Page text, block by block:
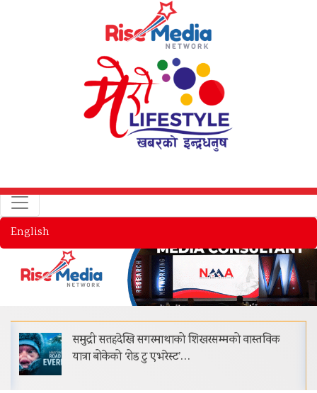
English
समुद्री सतहदेखि सगरमाथाको शिखरसम्मको वास्तविक
यात्रा बोकेको ‘रोड टु एभरेस्ट’…